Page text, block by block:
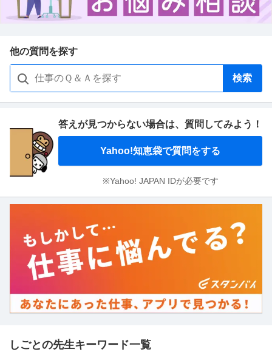
他の質問を探す
検索
答えが見つからない場合は、 質問してみよう！
Yahoo!知恵袋で質問をする
※Yahoo! JAPAN IDが必要です
しごとの先生キーワード一覧